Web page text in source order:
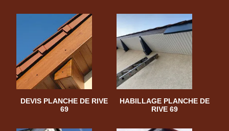
DEVIS PLANCHE DE RIVE
69
HABILLAGE PLANCHE DE
RIVE 69